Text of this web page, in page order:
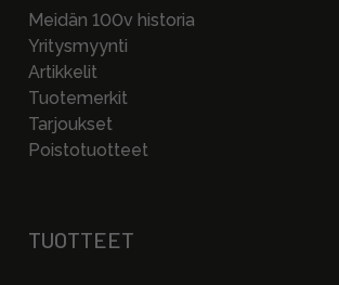
Meidän 100v historia
Yritysmyynti
Artikkelit
Tuotemerkit
Tarjoukset
Poistotuotteet
TUOTTEET